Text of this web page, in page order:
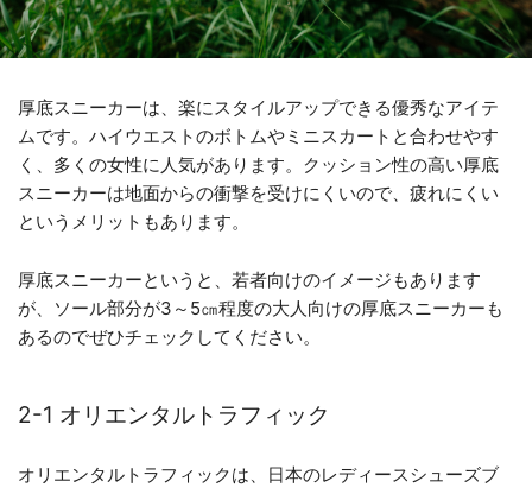
厚底スニーカーは、楽にスタイルアップできる優秀なアイテ
ムです。ハイウエストのボトムやミニスカートと合わせやす
く、多くの女性に人気があります。クッション性の高い厚底
スニーカーは地面からの衝撃を受けにくいので、疲れにくい
というメリットもあります。
厚底スニーカーというと、若者向けのイメージもあります
が、ソール部分が3～5㎝程度の大人向けの厚底スニーカーも
あるのでぜひチェックしてください。
2-1 オリエンタルトラフィック
オリエンタルトラフィックは、日本のレディースシューズブ